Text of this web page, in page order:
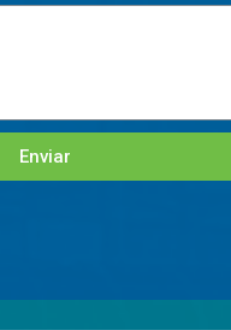
Enviar